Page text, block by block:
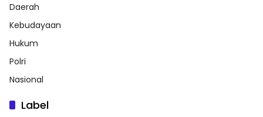
Daerah
Kebudayaan
Hukum
Polri
Nasional
Label